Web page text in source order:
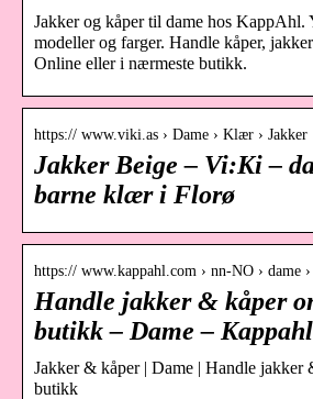
Jakker og kåper til dame hos KappAhl.
modeller og farger. Handle kåper,
Online eller i nærmeste butikk.
https:// www.viki.as › Dame › Klær › Jakker
Jakker Beige – Vi:Ki –
barne klær i Florø
https:// www.kappahl.com › nn-NO › dame
Handle jakker & kåper
butikk – Dame – Kappahl
Jakker & kåper | Dame | Handle jakker
butikk